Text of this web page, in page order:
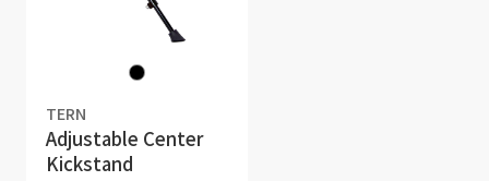
TERN
Adjustable Center
Kickstand